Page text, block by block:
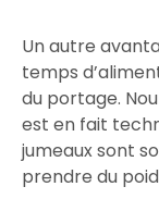
Un autre
temps
du portage.
est en fait
jumeaux sont
prendre du